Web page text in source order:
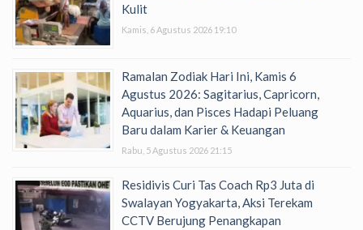
Kulit
Kamis, 6 Agustus 2026 19:10
Ramalan Zodiak Hari Ini, Kamis 6
Agustus 2026: Sagitarius, Capricorn,
Aquarius, dan Pisces Hadapi Peluang
Baru dalam Karier & Keuangan
Rabu, 5 Agustus 2026 21:15
Residivis Curi Tas Coach Rp3 Juta di
Swalayan Yogyakarta, Aksi Terekam
CCTV Berujung Penangkapan